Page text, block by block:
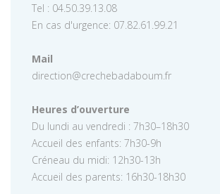
Tel : 04.50.39.13.08
En cas d'urgence: 07.82.61.99.21
Mail
direction@crechebadaboum.fr
Heures d’ouverture
Du lundi au vendredi : 7h30–18h30
Accueil des enfants: 7h30-9h
Créneau du midi: 12h30-13h
Accueil des parents: 16h30-18h30